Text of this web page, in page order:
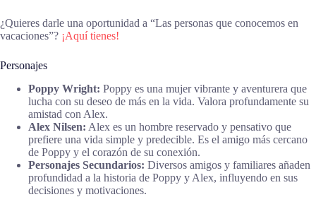
¿Quieres darle una oportunidad a “Las personas que conocemos en
vacaciones”? ¡Aquí tienes!
Personajes
Poppy Wright: Poppy es una mujer vibrante y aventurera que
lucha con su deseo de más en la vida. Valora profundamente su
amistad con Alex.
Alex Nilsen: Alex es un hombre reservado y pensativo que
prefiere una vida simple y predecible. Es el amigo más cercano
de Poppy y el corazón de su conexión.
Personajes Secundarios: Diversos amigos y familiares añaden
profundidad a la historia de Poppy y Alex, influyendo en sus
decisiones y motivaciones.